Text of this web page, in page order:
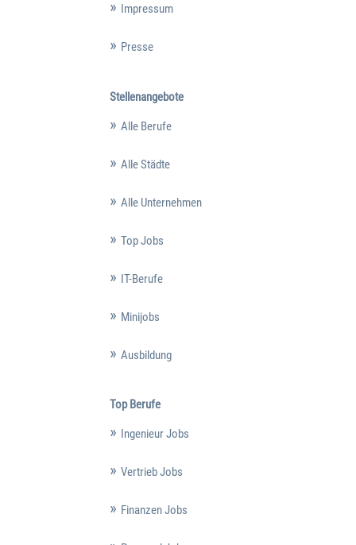
Impressum
Presse
Stellenangebote
Alle Berufe
Alle Städte
Alle Unternehmen
Top Jobs
IT-Berufe
Minijobs
Ausbildung
Top Berufe
Ingenieur Jobs
Vertrieb Jobs
Finanzen Jobs